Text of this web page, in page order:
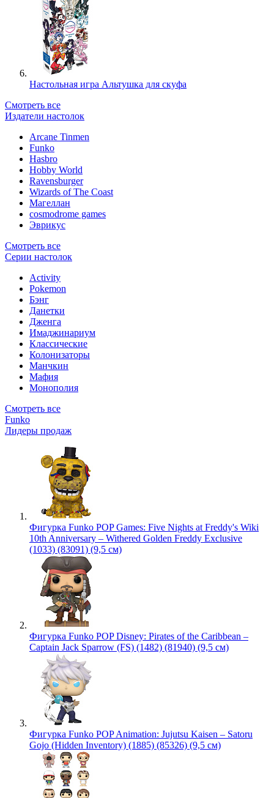
Настольная игра Альтушка для скуфа
Смотреть все
Издатели настолок
Arcane Tinmen
Funko
Hasbro
Hobby World
Ravensburger
Wizards of The Coast
Магеллан
сosmodrome games
Эврикус
Смотреть все
Серии настолок
Activity
Pokemon
Бэнг
Данетки
Дженга
Имаджинариум
Классические
Колонизаторы
Манчкин
Мафия
Монополия
Смотреть все
Funko
Лидеры продаж
Фигурка Funko POP Games: Five Nights at Freddy's Wiki
10th Anniversary – Withered Golden Freddy Exclusive
(1033) (83091) (9,5 см)
Фигурка Funko POP Disney: Pirates of the Caribbean –
Captain Jack Sparrow (FS) (1482) (81940) (9,5 см)
Фигурка Funko POP Animation: Jujutsu Kaisen – Satoru
Gojo (Hidden Inventory) (1885) (85326) (9,5 см)